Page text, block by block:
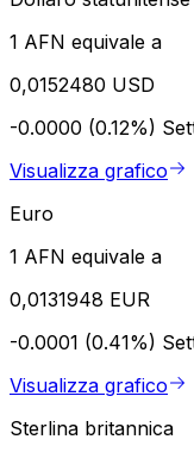
1 AFN equivale a
0,0152480 USD
-0.0000 (0.12%)
Visualizza grafico
Euro
1 AFN equivale a
0,0131948 EUR
-0.0001 (0.41%)
Visualizza grafico
Sterlina britannica